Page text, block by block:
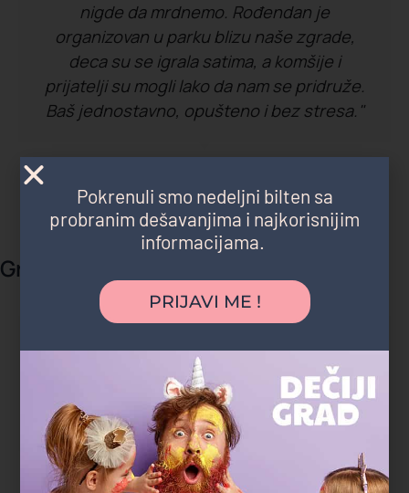
Gradski parkovi i šume
"Deca su satima trčala, istraživala i igrala se,
a čim smo stigli kući su popadali od umora.
Ovo je bio najopušteniji rođendan koji
pamtimo."
Magdalena P.
nigde da mrdnemo. Rođendan je
organizovan u parku blizu naše zgrade,
deca su se igrala satima, a komšije i
prijatelji su mogli lako da nam se pridruže.
Baš jednostavno, opušteno i bez stresa."
tatasaurus
Pokrenuli smo nedeljni bilten sa
probranim dešavanjima i najkorisnijim
informacijama.
PRIJAVI ME !